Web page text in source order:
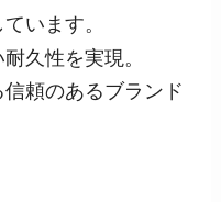
います。
久性を実現。
頼のあるブランド